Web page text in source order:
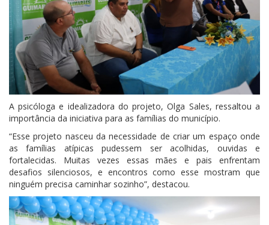
A psicóloga e idealizadora do projeto, Olga Sales, ressaltou a
importância da iniciativa para as famílias do município.
“Esse projeto nasceu da necessidade de criar um espaço onde
as famílias atípicas pudessem ser acolhidas, ouvidas e
fortalecidas. Muitas vezes essas mães e pais enfrentam
desafios silenciosos, e encontros como esse mostram que
ninguém precisa caminhar sozinho”, destacou.